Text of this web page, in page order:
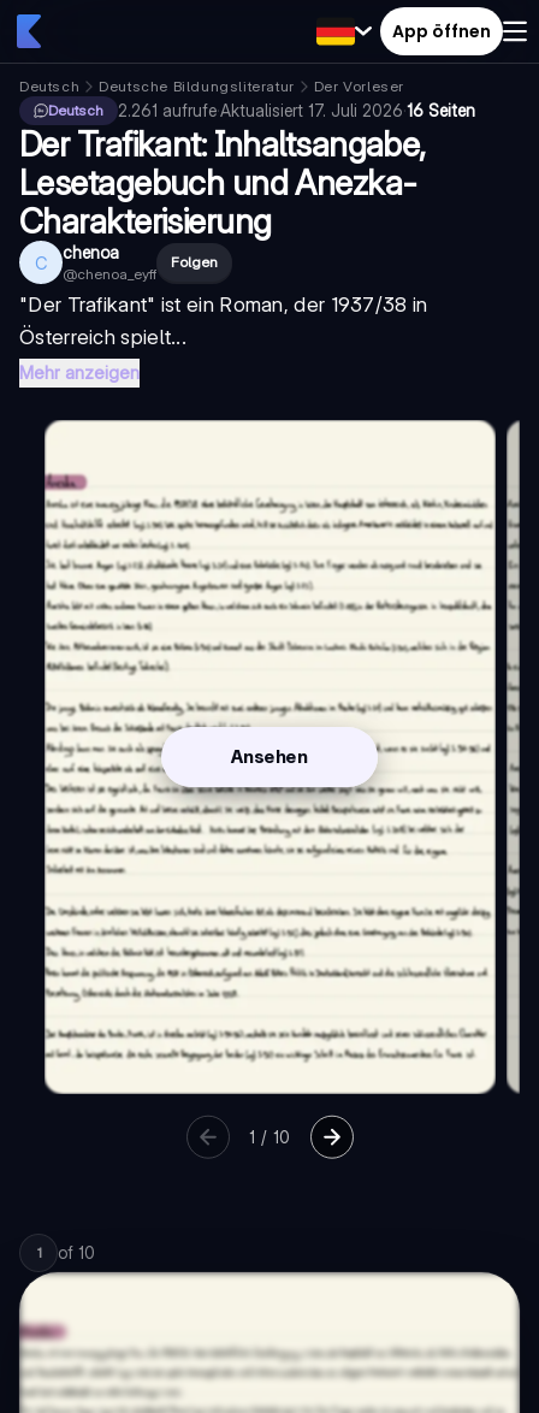
App öffnen
Deutsch Deutsche Bildungsliteratur
Der Vorleser
Deutsch
2.261 aufrufe·Aktualisiert 17. Juli 2026·16 Seiten
Der Trafikant: Inhaltsangabe,
Lesetagebuch und Anezka-
Charakterisierung
C chenoa
@chenoa_eyff
Folgen
"Der Trafikant" ist ein Roman, der 1937/38 in
Österreich spielt...
Mehr anzeigen
Ansehen
1 / 10
1 of 10